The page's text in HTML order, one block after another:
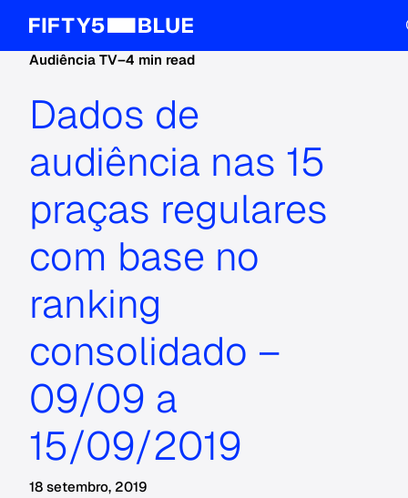
Audiência TV–4 min read
Dados de
audiência nas 15
praças regulares
com base no
ranking
consolidado –
09/09 a
15/09/2019
18 setembro, 2019